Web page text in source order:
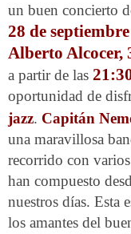
un buen concierto
28 de septiembre
Alberto Alcocer,
a partir de las
oportunidad de
jazz. Capitán
una maravillosa
recorrido con
han compuesto
nuestros días. Esta
los amantes del